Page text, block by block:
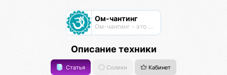
Ом-чантинг
Ом-чантинг - это групповая практика пропевания звука Ом
Описание техники
Статья Солики Кабинет